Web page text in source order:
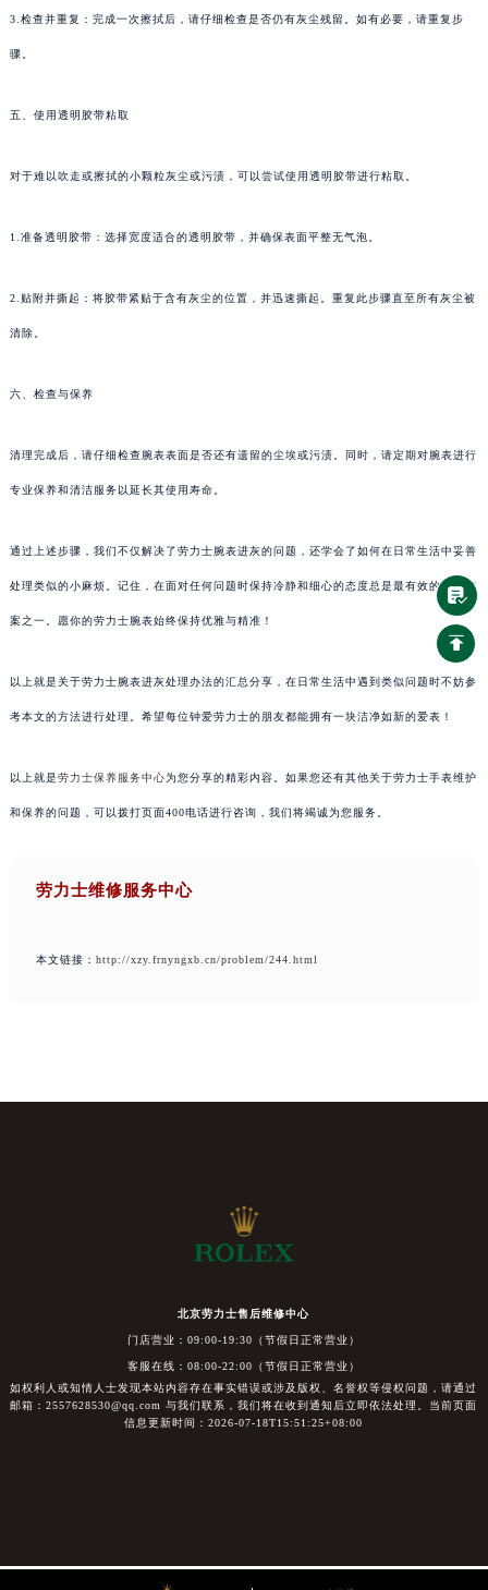
3.检查并重复：完成一次擦拭后，请仔细检查是否仍有灰尘残留。如有必要，请重复步
骤。
五、使用透明胶带粘取
对于难以吹走或擦拭的小颗粒灰尘或污渍，可以尝试使用透明胶带进行粘取。
1.准备透明胶带：选择宽度适合的透明胶带，并确保表面平整无气泡。
2.贴附并撕起：将胶带紧贴于含有灰尘的位置，并迅速撕起。重复此步骤直至所有灰尘被
清除。
六、检查与保养
清理完成后，请仔细检查腕表表面是否还有遗留的尘埃或污渍。同时，请定期对腕表进行
专业保养和清洁服务以延长其使用寿命。
通过上述步骤，我们不仅解决了劳力士腕表进灰的问题，还学会了如何在日常生活中妥善
处理类似的小麻烦。记住，在面对任何问题时保持冷静和细心的态度总是最有效的解决方
案之一。愿你的劳力士腕表始终保持优雅与精准！
以上就是关于劳力士腕表进灰处理办法的汇总分享，在日常生活中遇到类似问题时不妨参
考本文的方法进行处理。希望每位钟爱劳力士的朋友都能拥有一块洁净如新的爱表！
以上就是劳力士保养服务中心为您分享的精彩内容。如果您还有其他关于劳力士手表维护
和保养的问题，可以拨打页面400电话进行咨询，我们将竭诚为您服务。
劳力士维修服务中心
本文链接： http://xzy.frnyngxb.cn/problem/244.html
北京劳力士售后维修中心
门店营业：09:00-19:30（节假日正常营业）
客服在线：08:00-22:00（节假日正常营业）
如权利人或知情人士发现本站内容存在事实错误或涉及版权、名誉权等侵权问题，请通过
邮箱：2557628530@qq.com 与我们联系，我们将在收到通知后立即依法处理。当前页面
信息更新时间：2026-07-18T15:51:25+08:00